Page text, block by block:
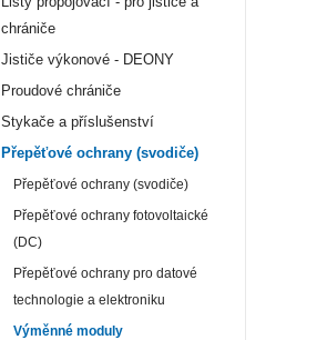
chrániče
Jističe výkonové - DEONY
Proudové chrániče
Stykače a příslušenství
Přepěťové ochrany (svodiče)
Přepěťové ochrany (svodiče)
Přepěťové ochrany fotovoltaické
(DC)
Přepěťové ochrany pro datové
technologie a elektroniku
Výměnné moduly